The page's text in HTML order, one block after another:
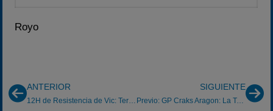
Royo
ANTERIOR SIGUIENTE
Previo: GP Craks Aragon: La Torre